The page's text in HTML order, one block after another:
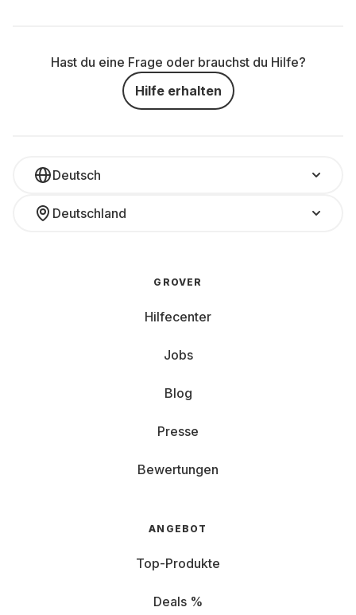
Hast du eine Frage oder brauchst du Hilfe?
Hilfe erhalten
Deutsch
Deutschland
GROVER
Hilfecenter
Jobs
Blog
Presse
Bewertungen
ANGEBOT
Top-Produkte
Deals %